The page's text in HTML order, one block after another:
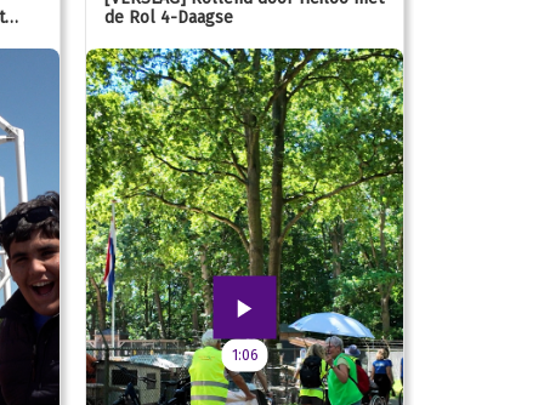
de Rol 4-Daagse
1:06